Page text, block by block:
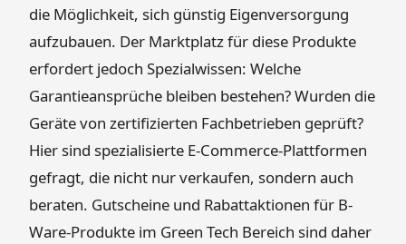
die Möglichkeit, sich günstig Eigenversorgung
aufzubauen. Der Marktplatz für diese Produkte
erfordert jedoch Spezialwissen: Welche
Garantieansprüche bleiben bestehen? Wurden die
Geräte von zertifizierten Fachbetrieben geprüft?
Hier sind spezialisierte E-Commerce-Plattformen
gefragt, die nicht nur verkaufen, sondern auch
beraten. Gutscheine und Rabattaktionen für B-
Ware-Produkte im Green Tech Bereich sind daher